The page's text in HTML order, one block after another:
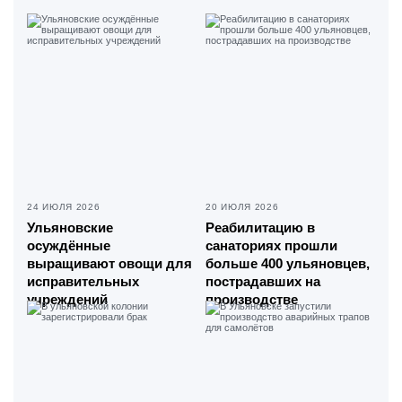
24 ИЮЛЯ 2026
Ульяновские
осуждённые
выращивают овощи для
исправительных
учреждений
20 ИЮЛЯ 2026
Реабилитацию в
санаториях прошли
больше 400 ульяновцев,
пострадавших на
производстве